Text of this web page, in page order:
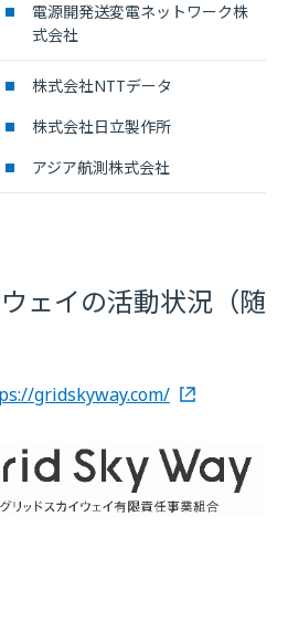
電源開発送変電ネットワーク株
式会社
株式会社NTTデータ
株式会社日立製作所
アジア航測株式会社
ェイの活動状況（随
gridskyway.com/